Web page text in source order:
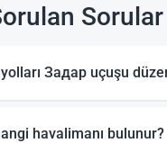
Sorular
Задар uçuşu
havalimanı bulunur?